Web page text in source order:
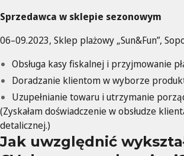
Sprzedawca w sklepie sezonowym
06–09.2023, Sklep plażowy „Sun&Fun”,
Obsługa kasy fiskalnej i przyjmowanie
Doradzanie klientom w wyborze
Uzupełnianie towaru i utrzymanie
(Zyskałam doświadczenie w obsłudze
detalicznej.)
Jak uwzględnić